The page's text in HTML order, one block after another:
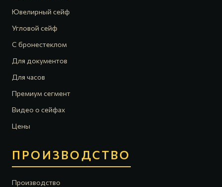
Ювелирный сейф
Угловой сейф
С бронестеклом
Для документов
Для часов
Премиум сегмент
Видео о сейфах
Цены
ПРОИЗВОДСТВО
Производство